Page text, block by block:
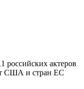
российских актеров
США и стран ЕС